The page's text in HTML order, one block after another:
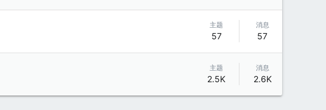
主题
57
消息
57
主题
2.5K
消息
2.6K